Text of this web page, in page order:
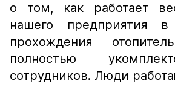
о том, как работает
нашего предприятия
прохождения
полностью
сотрудников. Люди